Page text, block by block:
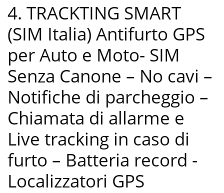
4. TRACKTING SMART
(SIM Italia) Antifurto GPS
per Auto e Moto- SIM
Senza Canone – No cavi –
Notifiche di parcheggio –
Chiamata di allarme e
Live tracking in caso di
furto – Batteria record -
Localizzatori GPS